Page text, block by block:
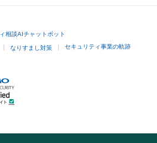
相談AIチャットボット
なりすまし対策 セキュリティ事業の軌跡